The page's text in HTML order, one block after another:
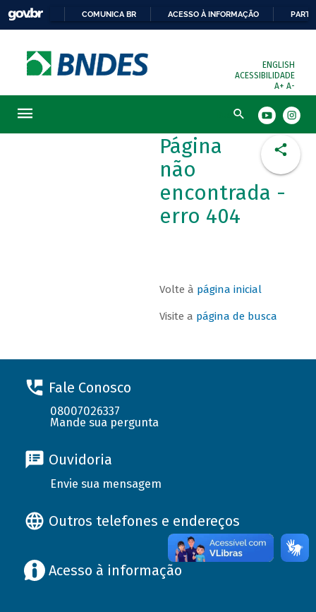
COMUNICA BR ACESSO À INFORMAÇÃO
ENGLISH
ACESSIBILIDADE
A+ A-
Busca
Página
não
encontrada -
erro 404
Volte à página inicial
Visite a página de busca
Fale Conosco
08007026337
Mande sua pergunta
Ouvidoria
Envie sua mensagem
Outros telefones e endereços
Acesso à informação